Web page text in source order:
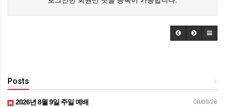
+
Posts
08/09/26
2026년 8월 9일 주일 예배